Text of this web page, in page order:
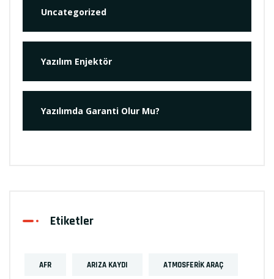
Uncategorized
Yazılım Enjektör
Yazılımda Garanti Olur Mu?
Etiketler
AFR ARIZA KAYDI ATMOSFERIK ARAÇ